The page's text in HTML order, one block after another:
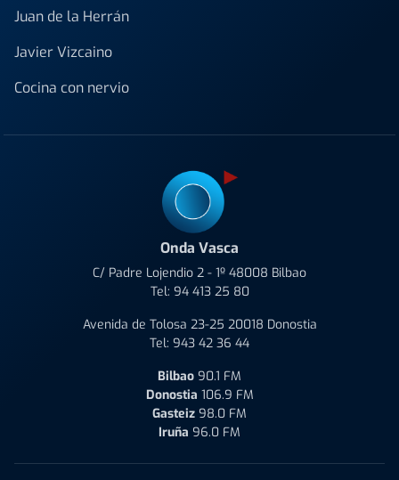
Juan de la Herrán
Javier Vizcaino
Cocina con nervio
Onda Vasca
C/ Padre Lojendio 2 - 1º 48008 Bilbao
Tel: 94 413 25 80
Avenida de Tolosa 23-25 20018 Donostia
Tel: 943 42 36 44
Bilbao 90.1 FM
Donostia 106.9 FM
Gasteiz 98.0 FM
Iruña 96.0 FM